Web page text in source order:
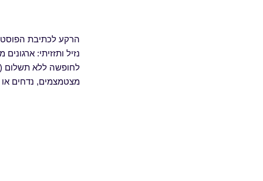
הרקע לכתיבת הפוסט
נזיל ותזזיתי:
לחופשה ללא תשלום
מצטמצמים, נדחים